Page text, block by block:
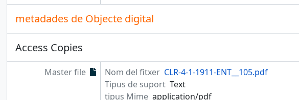
metadades de Objecte digital
Access Copies
Master file Nom del fitxer CLR-4-1-1911-ENT__105.pdf
Tipus de suport Text
tipus Mime application/pdf